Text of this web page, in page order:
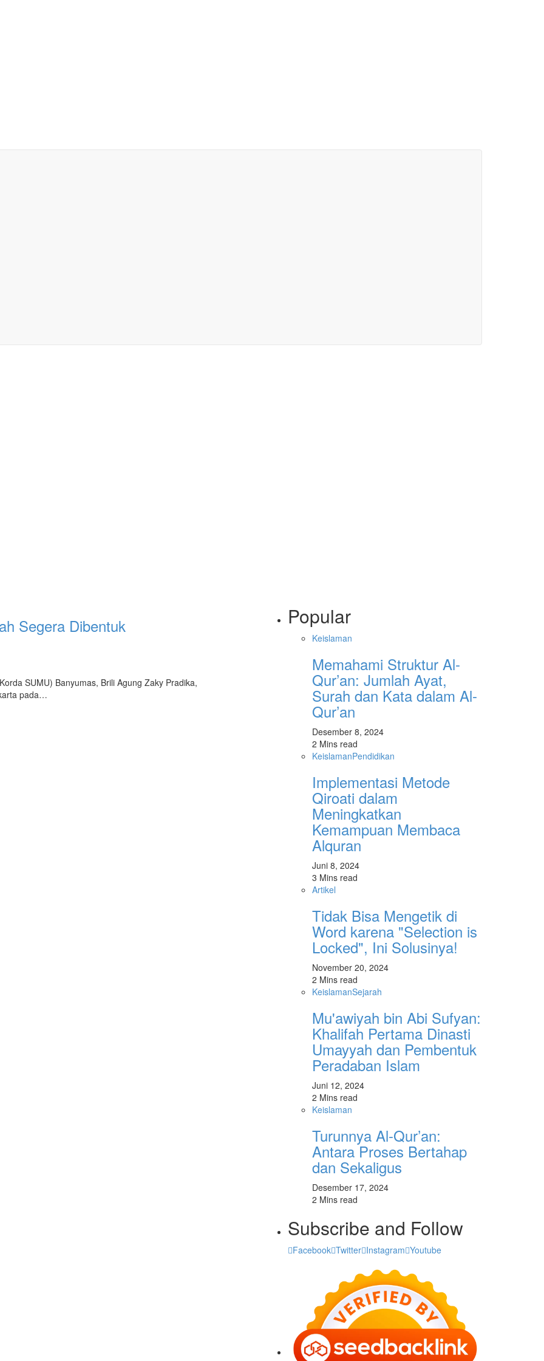
Segera Dibentuk
SUMU) Banyumas, Brili Agung Zaky Pradika,
pada…
Popular
Keislaman
Memahami Struktur Al-
Qur’an: Jumlah Ayat,
Surah dan Kata dalam Al-
Qur’an
Desember 8, 2024
2 Mins read
KeislamanPendidikan
Implementasi Metode
Qiroati dalam
Meningkatkan
Kemampuan Membaca
Alquran
Juni 8, 2024
3 Mins read
Artikel
Tidak Bisa Mengetik di
Word karena "Selection is
Locked", Ini Solusinya!
November 20, 2024
2 Mins read
KeislamanSejarah
Mu'awiyah bin Abi Sufyan:
Khalifah Pertama Dinasti
Umayyah dan Pembentuk
Peradaban Islam
Juni 12, 2024
2 Mins read
Keislaman
Turunnya Al-Qur’an:
Antara Proses Bertahap
dan Sekaligus
Desember 17, 2024
2 Mins read
Subscribe and Follow
Facebook Twitter Instagram Youtube